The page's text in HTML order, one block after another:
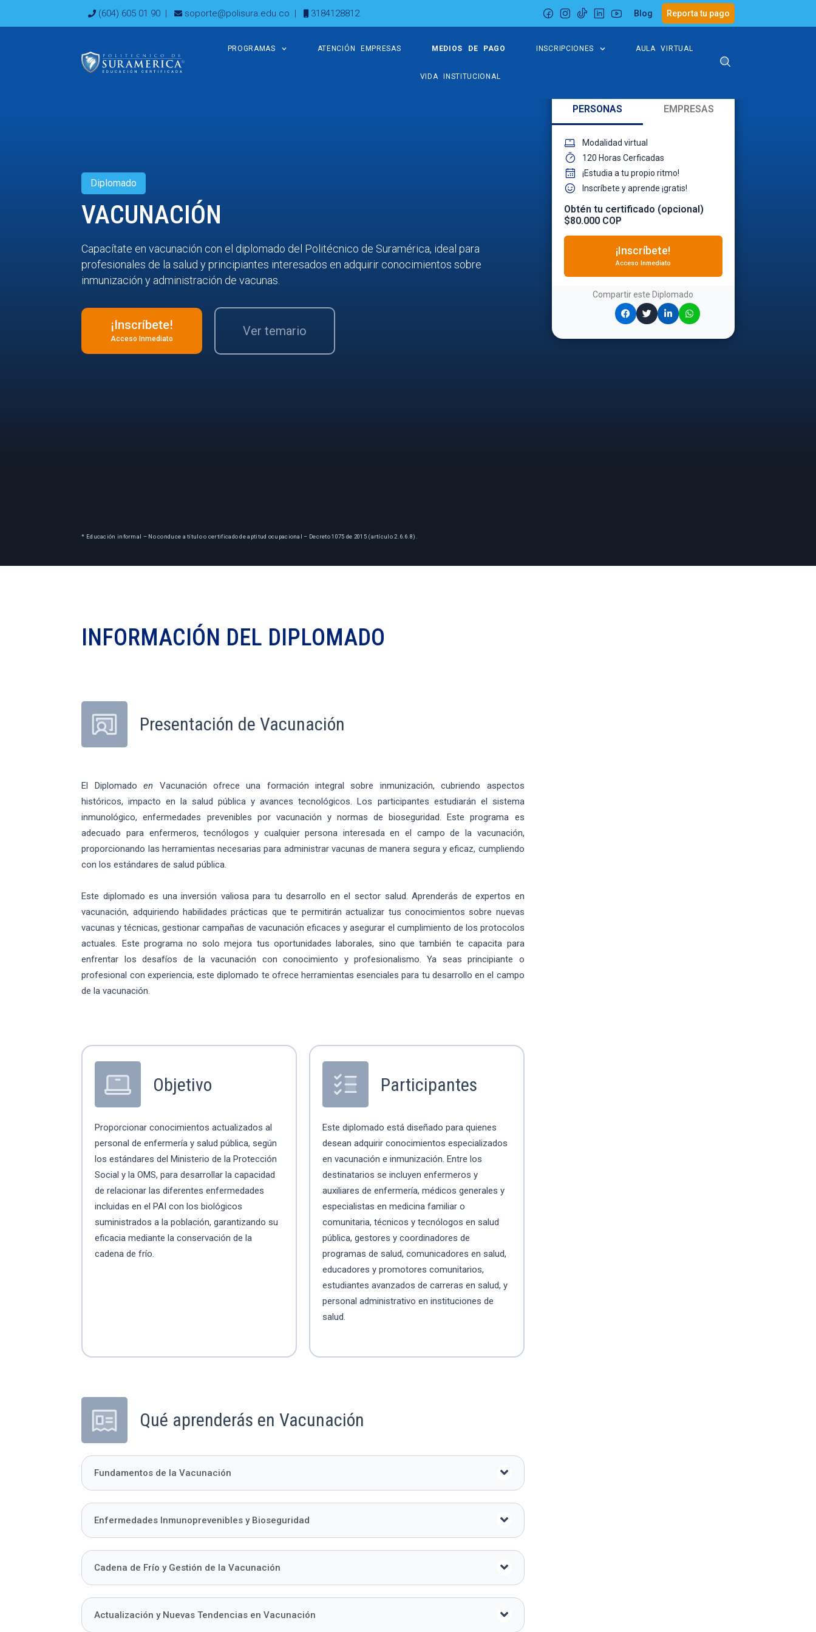
(604) 605 01 90 | soporte@polisura.edu.co | 3184128812 Blog Reporta tu pago
PROGRAMAS ATENCIÓN EMPRESAS MEDIOS DE PAGO INSCRIPCIONES AULA VIRTUAL
VIDA INSTITUCIONAL
Diplomado
VACUNACIÓN
Capacítate en vacunación con el diplomado del Politécnico de Suramérica, ideal para
profesionales de la salud y principiantes interesados en adquirir conocimientos sobre
inmunización y administración de vacunas.
¡Inscríbete!
Acceso Inmediato
Ver temario
* Educación informal – No conduce a título o certificado de aptitud ocupacional – Decreto 1075 de 2015 (artículo 2.6.6.8).
INFORMACIÓN DEL DIPLOMADO
Presentación de Vacunación
El Diplomado en Vacunación ofrece una formación integral sobre inmunización, cubriendo aspectos
históricos, impacto en la salud pública y avances tecnológicos. Los participantes estudiarán el sistema
inmunológico, enfermedades prevenibles por vacunación y normas de bioseguridad. Este programa es
adecuado para enfermeros, tecnólogos y cualquier persona interesada en el campo de la vacunación,
proporcionando las herramientas necesarias para administrar vacunas de manera segura y eficaz, cumpliendo
con los estándares de salud pública.
Este diplomado es una inversión valiosa para tu desarrollo en el sector salud. Aprenderás de expertos en
vacunación, adquiriendo habilidades prácticas que te permitirán actualizar tus conocimientos sobre nuevas
vacunas y técnicas, gestionar campañas de vacunación eficaces y asegurar el cumplimiento de los protocolos
actuales. Este programa no solo mejora tus oportunidades laborales, sino que también te capacita para
enfrentar los desafíos de la vacunación con conocimiento y profesionalismo. Ya seas principiante o
profesional con experiencia, este diplomado te ofrece herramientas esenciales para tu desarrollo en el campo
de la vacunación.
Objetivo
Proporcionar conocimientos actualizados al
personal de enfermería y salud pública, según
los estándares del Ministerio de la Protección
Social y la OMS, para desarrollar la capacidad
de relacionar las diferentes enfermedades
incluidas en el PAI con los biológicos
suministrados a la población, garantizando su
eficacia mediante la conservación de la
cadena de frío.
Participantes
Este diplomado está diseñado para quienes
desean adquirir conocimientos especializados
en vacunación e inmunización. Entre los
destinatarios se incluyen enfermeros y
auxiliares de enfermería, médicos generales y
especialistas en medicina familiar o
comunitaria, técnicos y tecnólogos en salud
pública, gestores y coordinadores de
programas de salud, comunicadores en salud,
educadores y promotores comunitarios,
estudiantes avanzados de carreras en salud, y
personal administrativo en instituciones de
salud.
Qué aprenderás en Vacunación
Fundamentos de la Vacunación
Enfermedades Inmunoprevenibles y Bioseguridad
Cadena de Frío y Gestión de la Vacunación
Actualización y Nuevas Tendencias en Vacunación
PERSONAS EMPRESAS
Modalidad virtual
120 Horas Cerficadas
¡Estudia a tu propio ritmo!
Inscríbete y aprende ¡gratis!
Obtén tu certificado (opcional)
$80.000 COP
¡Inscríbete!
Acceso Inmediato
Compartir este Diplomado